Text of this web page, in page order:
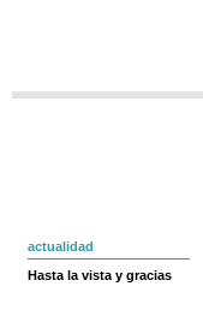
actualidad
Hasta la vista y gracias